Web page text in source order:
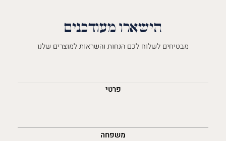
הישארו מעודכנים
מבטיחים לשלוח לכם הנחות והשראות למוצרים שלנו
פרטי
משפחה